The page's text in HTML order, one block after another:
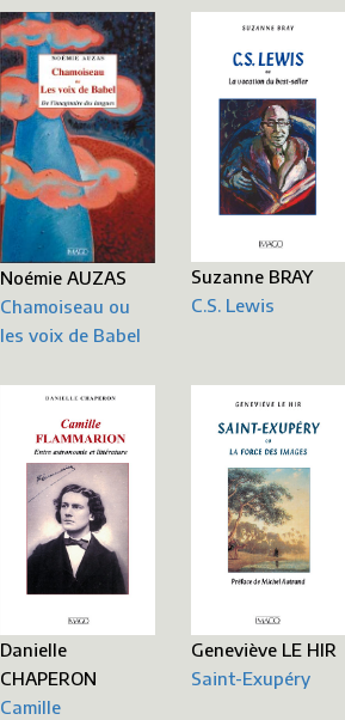
Noémie AUZAS
Chamoiseau ou
les voix de Babel
Suzanne BRAY
C.S. Lewis
Danielle
CHAPERON
Camille
Geneviève LE HIR
Saint-Exupéry